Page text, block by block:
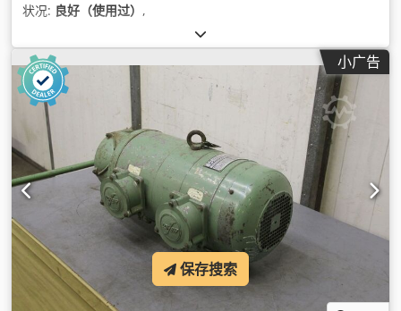
状况: 良好（使用过） ,
小广告
保存搜索